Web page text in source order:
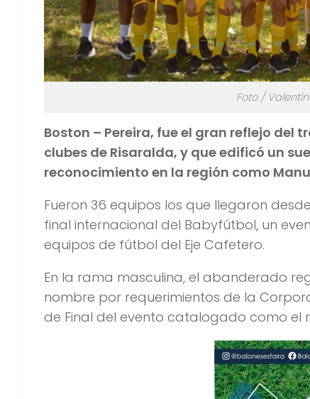
Foto /
Boston – Pereira, fue el gran reflejo
clubes de Risaralda, y que edificó un
reconocimiento en la región como
Fueron 36 equipos los que llegaron
final internacional del Babyfútbol, un
equipos de fútbol del Eje Cafetero.
En la rama masculina, el abanderado
nombre por requerimientos de la
de Final del evento catalogado como